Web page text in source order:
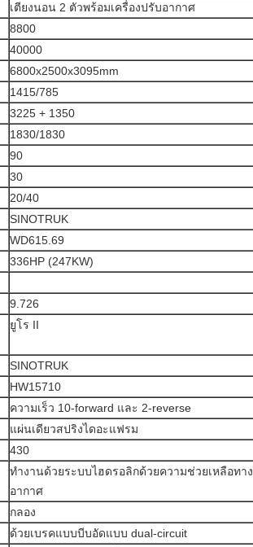
เตียงนอน 2 ตัวพร้อมเครื่องปรับอากาศ
8800
40000
6800x2500x3095mm
1415/785
3225 + 1350
1830/1830
90
30
20/40
SINOTRUK
WD615.69
336HP (247KW)
9.726
ยูโร II
SINOTRUK
HW15710
ความเร็ว 10-forward และ 2-reverse
แผ่นเดียวสปริงไดอะแฟรม
430
ทำงานด้วยระบบไฮดรอลิกด้วยความช่วยเหลือทาง
อากาศ
กลอง
ด้วยเบรคแบบบีบอัดแบบ dual-circuit